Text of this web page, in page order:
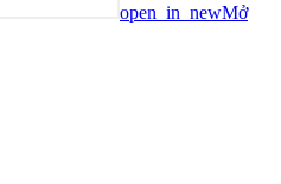
open_in_newMở